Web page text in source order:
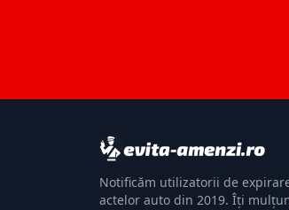
Notificăm utilizatorii de
actelor auto din 2019. Îți